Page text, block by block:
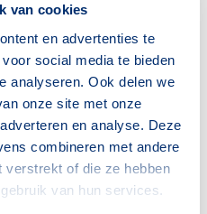
van cookies
en advertenties te
social media te bieden
analyseren. Ook delen we
onze site met onze
en analyse. Deze
combineren met andere
verstrekt of die ze hebben
van hun services.
voor je. Zo vind je
Restaurants
8